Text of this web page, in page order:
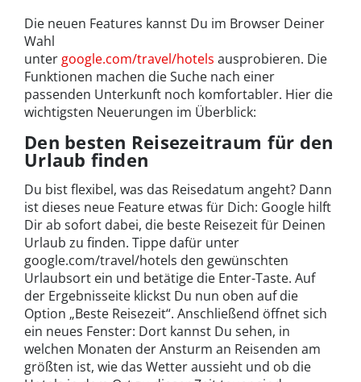
Die neuen Features kannst Du im Browser Deiner
Wahl
unter google.com/travel/hotels ausprobieren. Die
Funktionen machen die Suche nach einer
passenden Unterkunft noch komfortabler. Hier die
wichtigsten Neuerungen im Überblick:
Den besten Reisezeitraum für den
Urlaub finden
Du bist flexibel, was das Reisedatum angeht? Dann
ist dieses neue Feature etwas für Dich: Google hilft
Dir ab sofort dabei, die beste Reisezeit für Deinen
Urlaub zu finden. Tippe dafür unter
google.com/travel/hotels den gewünschten
Urlaubsort ein und betätige die Enter-Taste. Auf
der Ergebnisseite klickst Du nun oben auf die
Option „Beste Reisezeit“. Anschließend öffnet sich
ein neues Fenster: Dort kannst Du sehen, in
welchen Monaten der Ansturm an Reisenden am
größten ist, wie das Wetter aussieht und ob die